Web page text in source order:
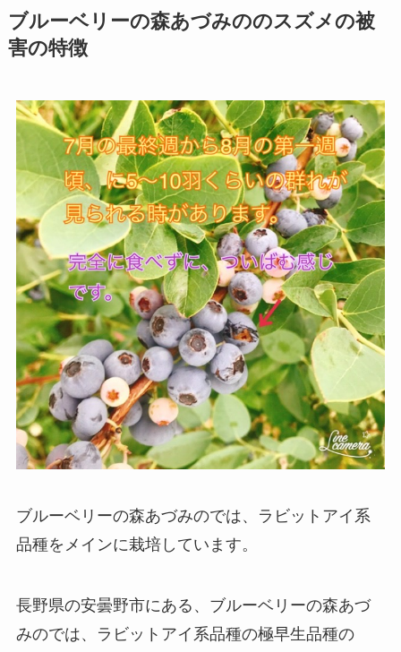
ブルーベリーの森あづみののスズメの被
害の特徴
ブルーベリーの森あづみのでは、ラビットアイ系
品種をメインに栽培しています。
長野県の安曇野市にある、ブルーベリーの森あづ
みのでは、ラビットアイ系品種の極早生品種の